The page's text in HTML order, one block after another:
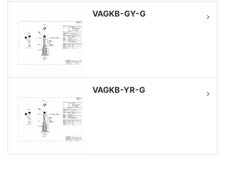
VAGKB-GY-G
VAGKB-YR-G